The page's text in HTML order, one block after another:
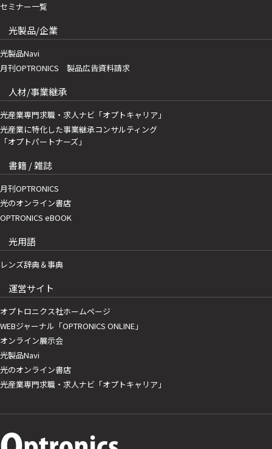
セミナー一覧
光製品/企業
光製品Navi
月刊OPTRONICS 製品広告資料請求
人材/事業継承
光産業専門求職・求人ナビ「オプトキャリア」
光産業に特化した事業継承コンサルティング
「オプトパートナーズ」
書籍 / 雑誌
月刊OPTRONICS
光のオンライン書店
OPTRONICS eBOOK
光用語
レンズ辞典＆事典
運営サイト
オプトロニクス社ホームページ
WEBジャーナル「OPTRONICS ONLINE」
オンライン展示会
光製品Navi
光のオンライン書店
光産業専門求職・求人ナビ「オプトキャリア」